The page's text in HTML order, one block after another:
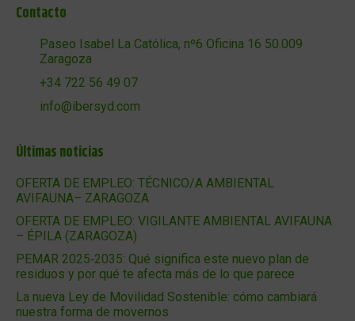
Contacto
Paseo Isabel La Católica, nº6 Oficina 16 50.009
Zaragoza
+34 722 56 49 07
info@ibersyd.com
Últimas noticias
OFERTA DE EMPLEO: TÉCNICO/A AMBIENTAL
AVIFAUNA– ZARAGOZA
OFERTA DE EMPLEO: VIGILANTE AMBIENTAL AVIFAUNA
– ÉPILA (ZARAGOZA)
PEMAR 2025‑2035: Qué significa este nuevo plan de
residuos y por qué te afecta más de lo que parece
La nueva Ley de Movilidad Sostenible: cómo cambiará
nuestra forma de movernos